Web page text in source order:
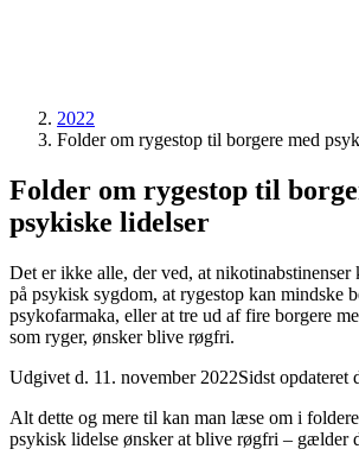
2022
Folder om rygestop til borgere med
Folder om rygestop til
psykiske lidelser
Det er ikke alle, der ved, at nikotinabstinenser
på psykisk sygdom, at rygestop kan mindske
psykofarmaka, eller at tre ud af fire borgere
som ryger, ønsker blive røgfri.
Udgivet d. 11. november 2022Sidst opdateret
Alt dette og mere til kan man læse om i
psykisk lidelse ønsker at blive røgfri – gælder